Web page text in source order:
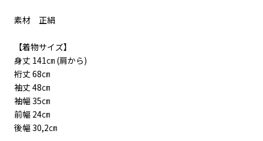
素材 正絹
【着物サイズ】
身丈 141㎝ (肩から)
裄丈 68㎝
袖丈 48㎝
袖幅 35㎝
前幅 24㎝
後幅 30,2㎝